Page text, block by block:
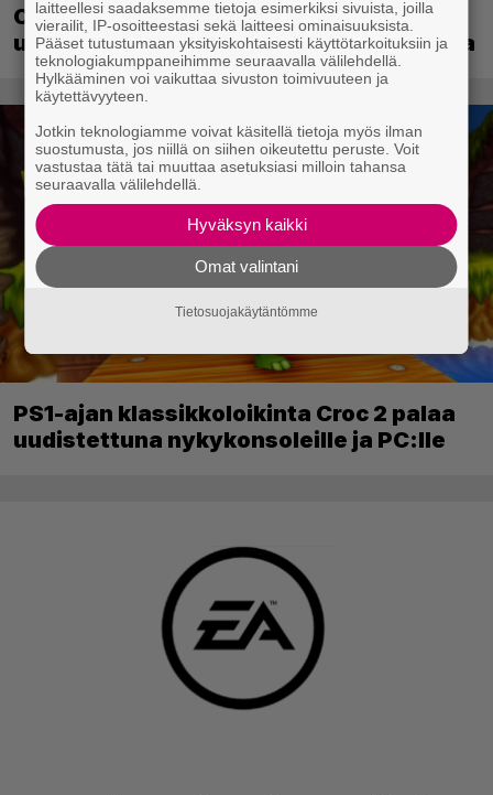
Crimson Desert sai suurpäivityksen –
uudistaa kaupankäyntiä pelimaailmassa
PS1-ajan klassikkoloikinta Croc 2 palaa
uudistettuna nykykonsoleille ja PC:lle
laitteellesi saadaksemme tietoja esimerkiksi sivuista, joilla
vierailit, IP-osoitteestasi sekä laitteesi ominaisuuksista.
Pääset tutustumaan yksityiskohtaisesti käyttötarkoituksiin ja
teknologiakumppaneihimme seuraavalla välilehdellä.
Hylkääminen voi vaikuttaa sivuston toimivuuteen ja
käytettävyyteen.
Jotkin teknologiamme voivat käsitellä tietoja myös ilman
suostumusta, jos niillä on siihen oikeutettu peruste. Voit
vastustaa tätä tai muuttaa asetuksiasi milloin tahansa
seuraavalla välilehdellä.
Hyväksyn kaikki
Omat valintani
Tietosuojakäytäntömme